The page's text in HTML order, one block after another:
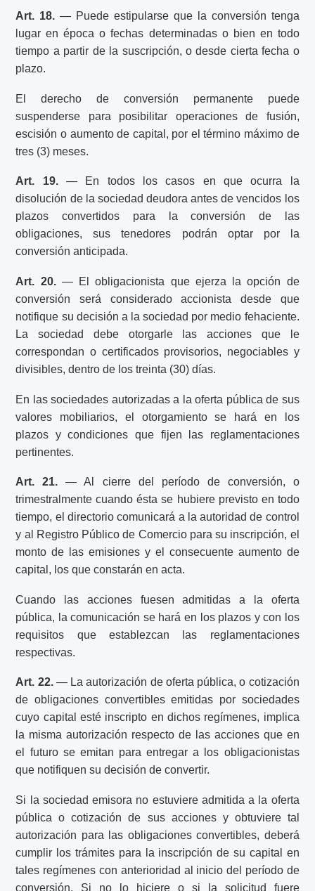
Art. 18. — Puede estipularse que la conversión tenga
lugar en época o fechas determinadas o bien en todo
tiempo a partir de la suscripción, o desde cierta fecha o
plazo.
El derecho de conversión permanente puede
suspenderse para posibilitar operaciones de fusión,
escisión o aumento de capital, por el término máximo de
tres (3) meses.
Art. 19.— En todos los casos en que ocurra la
disolución de la sociedad deudora antes de vencidos los
plazos convertidos para la conversión de las
obligaciones, sus tenedores podrán optar por la
conversión anticipada.
Art. 20.— El obligacionista que ejerza la opción de
conversión será considerado accionista desde que
notifique su decisión a la sociedad por medio fehaciente.
La sociedad debe otorgarle las acciones que le
correspondan o certificados provisorios, negociables y
divisibles, dentro de los treinta (30) días.
En las sociedades autorizadas a la oferta pública de sus
valores mobiliarios, el otorgamiento se hará en los
plazos y condiciones que fijen las reglamentaciones
pertinentes.
Art. 21. — Al cierre del período de conversión, o
trimestralmente cuando ésta se hubiere previsto en todo
tiempo, el directorio comunicará a la autoridad de control
y al Registro Público de Comercio para su inscripción, el
monto de las emisiones y el consecuente aumento de
capital, los que constarán en acta.
Cuando las acciones fuesen admitidas a la oferta
pública, la comunicación se hará en los plazos y con los
requisitos que establezcan las reglamentaciones
respectivas.
Art. 22.— La autorización de oferta pública, o cotización
de obligaciones convertibles emitidas por sociedades
cuyo capital esté inscripto en dichos regímenes, implica
la misma autorización respecto de las acciones que en
el futuro se emitan para entregar a los obligacionistas
que notifiquen su decisión de convertir.
Si la sociedad emisora no estuviere admitida a la oferta
pública o cotización de sus acciones y obtuviere tal
autorización para las obligaciones convertibles, deberá
cumplir los trámites para la inscripción de su capital en
tales regímenes con anterioridad al inicio del período de
conversión. Si no lo hiciere o si la solicitud fuere